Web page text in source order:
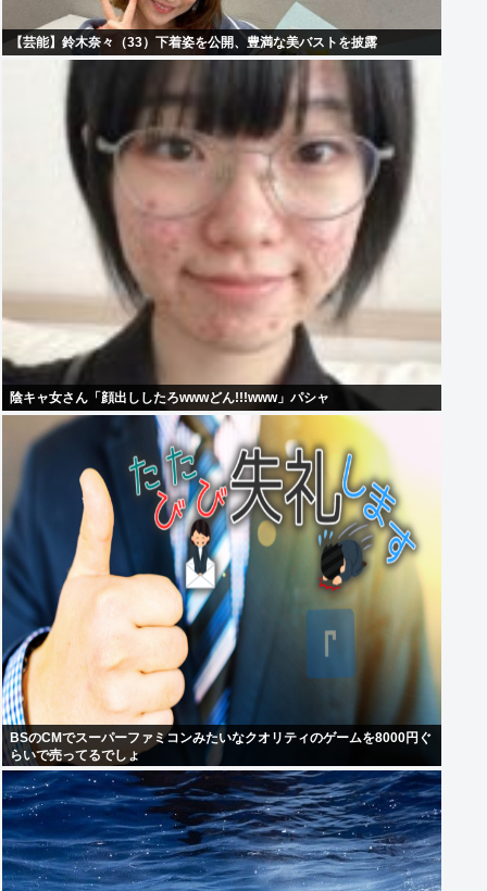
【芸能】鈴木奈々（33）下着姿を公開、豊満な美バストを披露
陰キャ女さん「顔出ししたろwwwどん!!!www」パシャ
BSのCMでスーパーファミコンみたいなクオリティのゲームを8000円ぐ
らいで売ってるでしょ